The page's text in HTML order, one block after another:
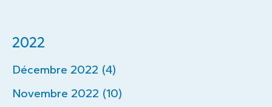
2022
Décembre 2022 (4)
Novembre 2022 (10)